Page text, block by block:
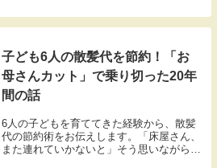
ます。娘は弟が増えるたびにどんどん頼も
しくなり、中学・高校ではクラス委員を歴
子ども6人の散髪代を節約！「お
母さんカット」で乗り切った20年
間の話
6人の子どもを育ててきた経験から、散髪
代の節約術をお伝えします。「床屋さん、
また連れていかないと」そう思いながら、